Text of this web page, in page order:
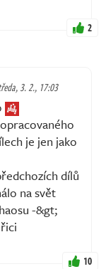
2
3. 2., 17:03
je jen jako
dílů
na svět
-&gt;
10